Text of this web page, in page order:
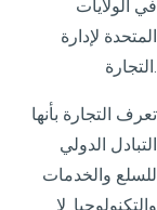
في الولايات
المتحدة لإدارة
التجارة.
تعرف التجارة بأنها
التبادل الدولي
للسلع والخدمات
والتكنولوجيا. لا